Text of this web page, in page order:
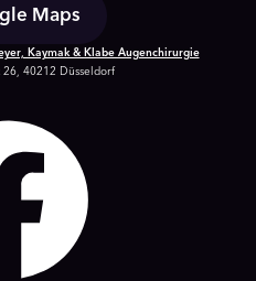
Maps
Kaymak & Klabe Augenchirurgie
26, 40212 Düsseldorf